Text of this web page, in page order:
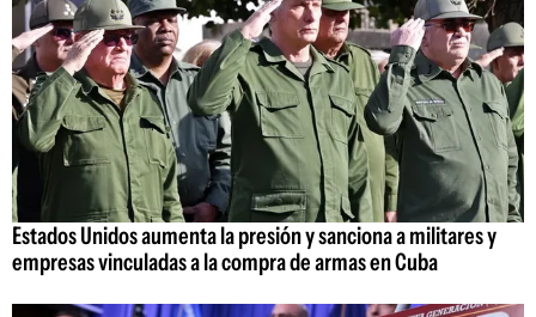
Estados Unidos aumenta la presión y sanciona a militares y
empresas vinculadas a la compra de armas en Cuba